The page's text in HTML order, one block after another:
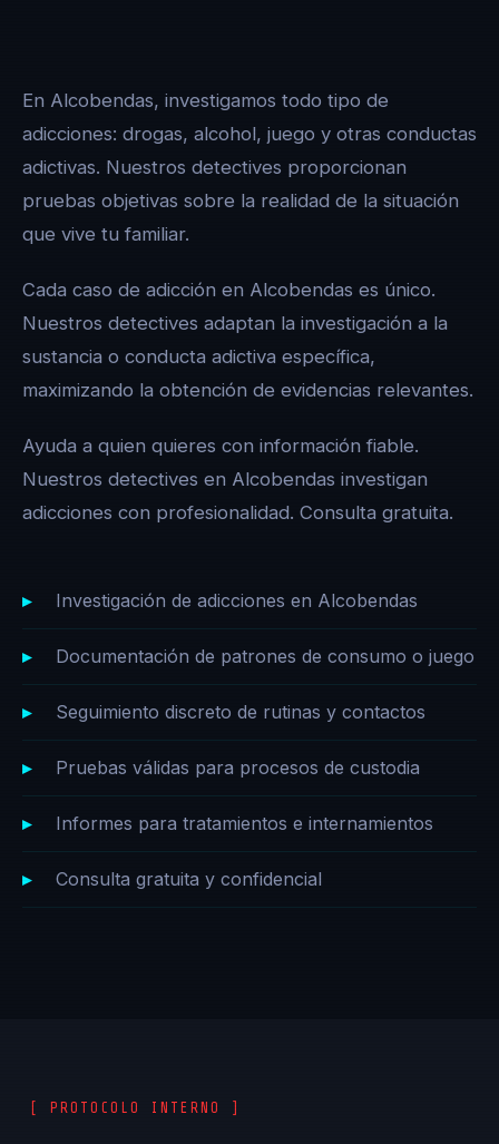
En Alcobendas, investigamos todo tipo de
adicciones: drogas, alcohol, juego y otras conductas
adictivas. Nuestros detectives proporcionan
pruebas objetivas sobre la realidad de la situación
que vive tu familiar.
Cada caso de adicción en Alcobendas es único.
Nuestros detectives adaptan la investigación a la
sustancia o conducta adictiva específica,
maximizando la obtención de evidencias relevantes.
Ayuda a quien quieres con información fiable.
Nuestros detectives en Alcobendas investigan
adicciones con profesionalidad. Consulta gratuita.
Investigación de adicciones en Alcobendas
Documentación de patrones de consumo o juego
Seguimiento discreto de rutinas y contactos
Pruebas válidas para procesos de custodia
Informes para tratamientos e internamientos
Consulta gratuita y confidencial
[ PROTOCOLO INTERNO ]